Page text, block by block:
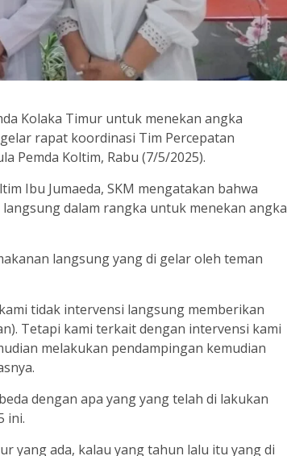
Kolaka Timur untuk menekan angka
rapat koordinasi Tim Percepatan
Pemda Koltim, Rabu (7/5/2025).
Ibu Jumaeda, SKM mengatakan bahwa
dalam rangka untuk menekan angka
langsung yang di gelar oleh teman
tidak intervensi langsung memberikan
Tetapi kami terkait dengan intervensi kami
melakukan pendampingan kemudian
dengan apa yang yang telah di lakukan
ini.
yang ada, kalau yang tahun lalu itu yang di